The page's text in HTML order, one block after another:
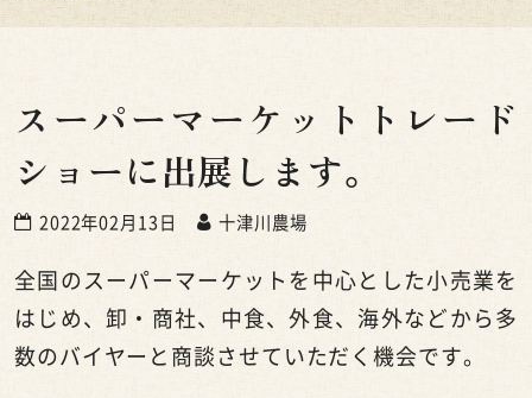
スーパーマーケットトレード
ショーに出展します。
2022年02月13日 十津川農場
全国のスーパーマーケットを中心とした小売業を
はじめ、卸・商社、中食、外食、海外などから多
数のバイヤーと商談させていただく機会です。